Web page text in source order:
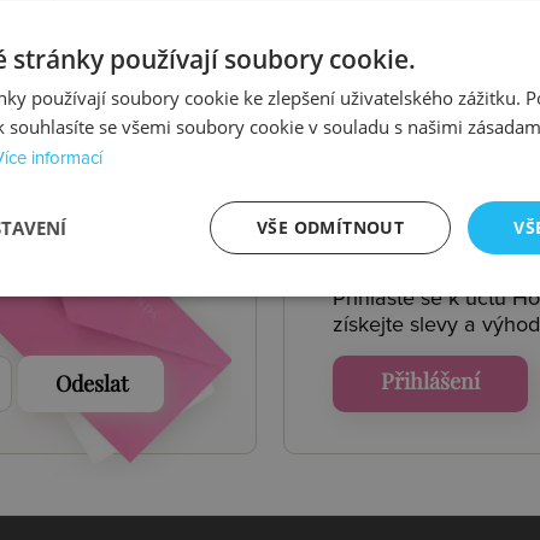
Odeslat
ÚČET
Přihlaste se k účtu
získejte slevy a
Přihlášení
stránky používají soubory cookie.
používají soubory cookie ke zlepšení uživatelského zážitku.
souhlasíte se všemi soubory cookie v souladu s našimi
informací
VŠE ODMÍTNOUT